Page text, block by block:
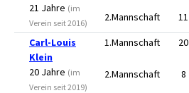
21 Jahre (im
Verein seit 2016)
2.Mannschaft
11
Carl-Louis
Klein
20 Jahre (im
Verein seit 2019)
1.Mannschaft 20
2.Mannschaft 8